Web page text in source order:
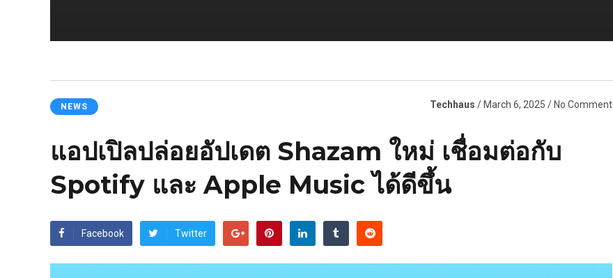
NEWS Techhaus / March 6, 2025 / No Comment
แอปเปิลปล่อยอัปเดต Shazam ใหม่ เชื่อมต่อกับ
Spotify และ Apple Music ได้ดีขึ้น
Facebook Twitter